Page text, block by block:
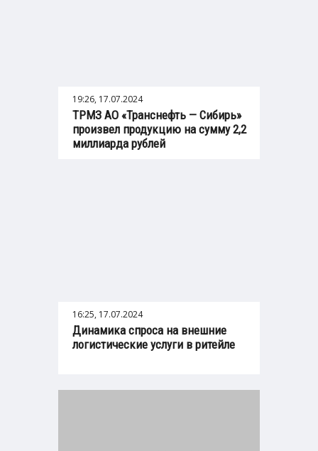
19:26, 17.07.2024
ТРМЗ АО «Транснефть — Сибирь»
произвел продукцию на сумму 2,2
миллиарда рублей
16:25, 17.07.2024
Динамика спроса на внешние
логистические услуги в ритейле